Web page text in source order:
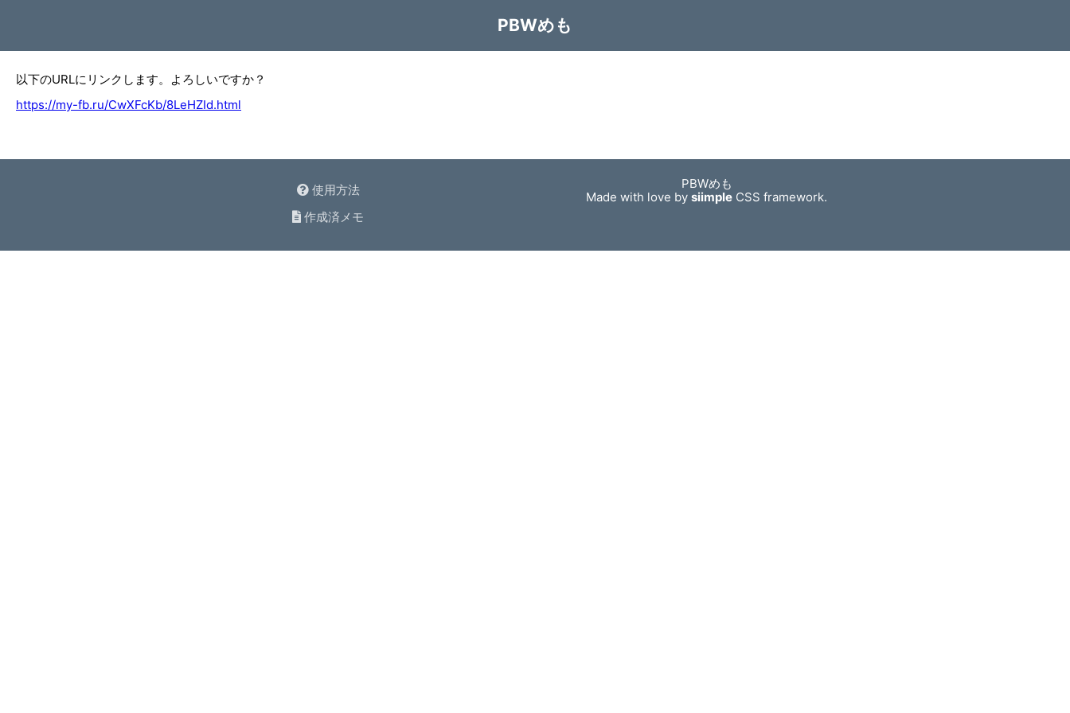
PBWめも
以下のURLにリンクします。よろしいですか？
https://my-fb.ru/CwXFcKb/8LeHZId.html
使用方法
作成済メモ
PBWめも
Made with love bysiimple CSS framework.